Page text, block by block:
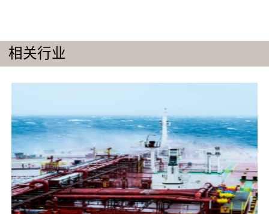
相关行业